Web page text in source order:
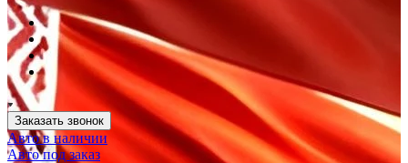
Заказать звонок
Авто в наличии
Авто под заказ